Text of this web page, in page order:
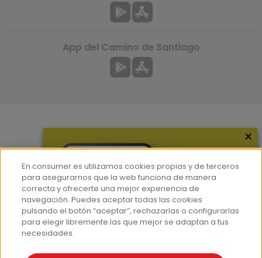
Hemeroteca
Contacto
Prensa
Corpus Lingüístico Consumer
App del Camino de Santiago
×
En consumer.es utilizamos cookies propias y de terceros
para asegurarnos que la web funciona de manera
correcta y ofrecerte una mejor experiencia de
navegación. Puedes aceptar todas las cookies
pulsando el botón “aceptar”, rechazarlas o configurarlas
para elegir libremente las que mejor se adaptan a tus
necesidades.